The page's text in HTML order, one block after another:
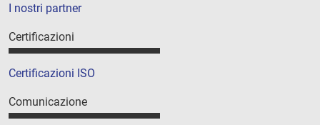
I nostri partner
Certificazioni
Certificazioni ISO
Comunicazione